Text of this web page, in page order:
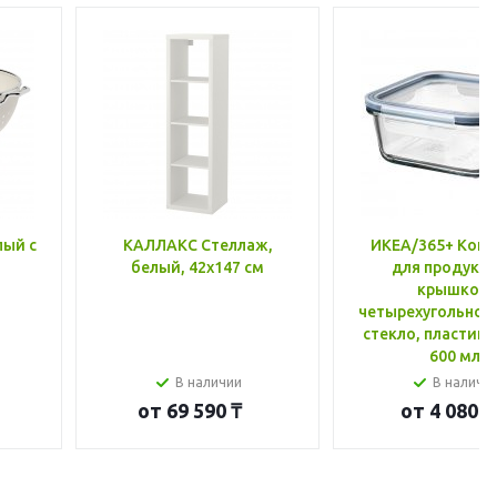
с
КАЛЛАКС Стеллаж,
белый, 42x147 см
В наличии
от 69 590 ₸
ИКЕА/365+
для
крышкой,
стекло, пластик
600 мл
В
от 4 080 ₸